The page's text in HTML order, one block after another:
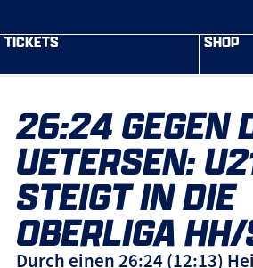
TICKETS SHOP
26:24 GEGEN
UETERSEN:
STEIGT IN DIE
OBERLIGA
Durch einen 26:24 (12:13)